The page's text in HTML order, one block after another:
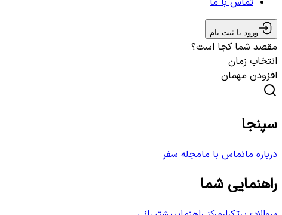
ورود یا ثبت نام
مقصد شما کجا است؟
انتخاب زمان
افزودن مهمان
سپنجا
درباره ماتماس با مامجله سفر
راهنمایی شما